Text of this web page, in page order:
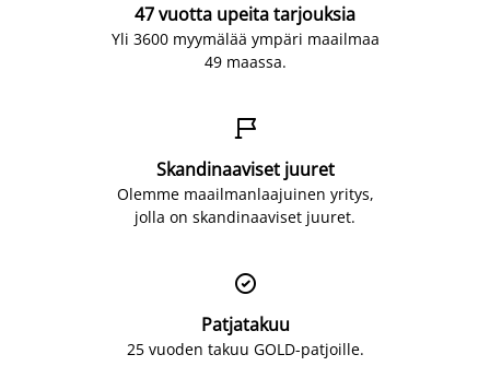
47 vuotta upeita tarjouksia
Yli 3600 myymälää ympäri maailmaa
49 maassa.

Skandinaaviset juuret
Olemme maailmanlaajuinen yritys,
jolla on skandinaaviset juuret.

Patjatakuu
25 vuoden takuu GOLD-patjoille.